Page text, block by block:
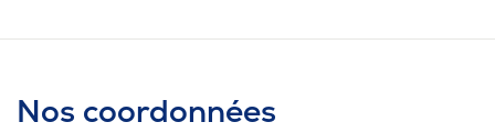
Nos coordonnées